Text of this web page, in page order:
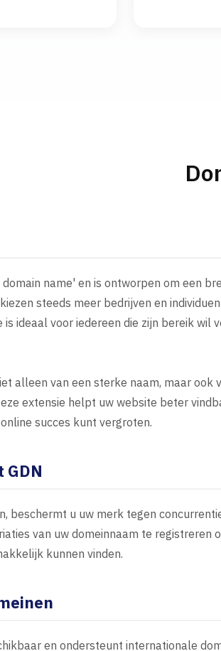
name' en is ontworpen om een
steeds meer bedrijven en
ideaal voor iedereen die zijn bereik
alleen van een sterke naam, maar ook
extensie helpt uw website beter
succes kunt vergroten.
beschermt u uw merk tegen
van uw domeinnaam te registreren
kunnen vinden.
en ondersteunt internationale